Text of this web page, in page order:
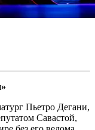
Пьетро Дегани,
Савастой,